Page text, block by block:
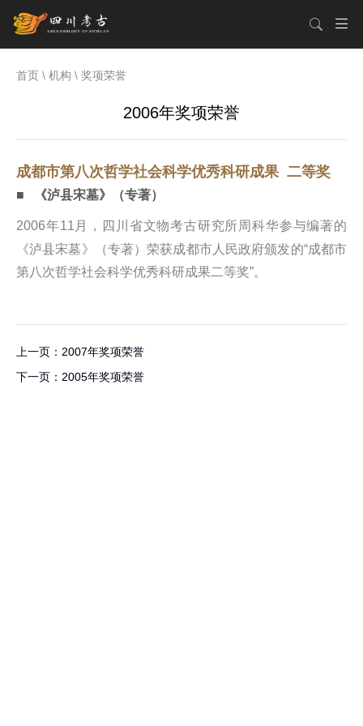
首页 \ 机构 \ 奖项荣誉
2006年奖项荣誉
成都市第八次哲学社会科学优秀科研成果 二等奖
■ 《泸县宋墓》（专著）
2006年11月，四川省文物考古研究所周科华参与编著的
《泸县宋墓》（专著）荣获成都市人民政府颁发的“成都市
第八次哲学社会科学优秀科研成果二等奖”。
上一页：2007年奖项荣誉
下一页：2005年奖项荣誉